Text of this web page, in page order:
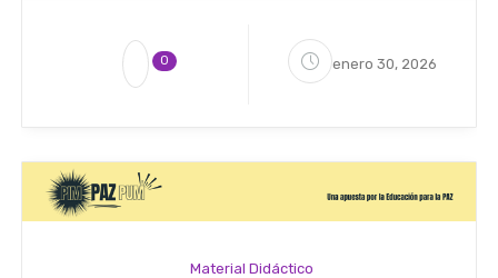
0 enero 30, 2026
Material Didáctico